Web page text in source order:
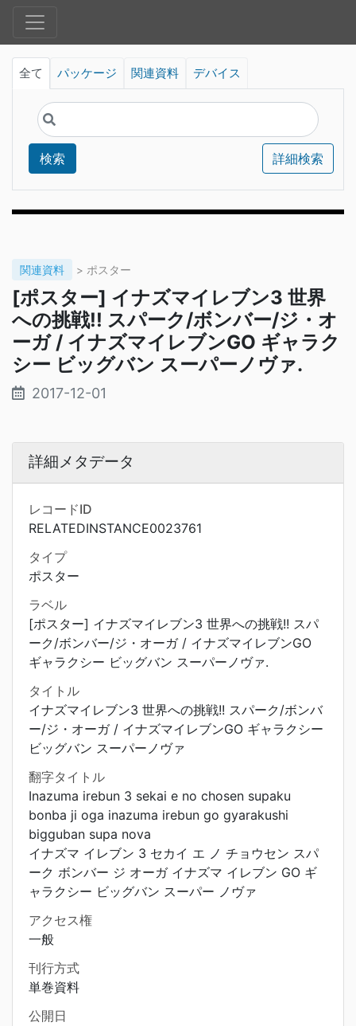
全て パッケージ 関連資料 デバイス
検索 詳細検索
関連資料 > ポスター
[ポスター] イナズマイレブン3 世界
への挑戦!! スパーク/ボンバー/ジ・オ
ーガ / イナズマイレブンGO ギャラク
シー ビッグバン スーパーノヴァ.
2017-12-01
詳細メタデータ
レコードID
RELATEDINSTANCE0023761
タイプ
ポスター
ラベル
[ポスター] イナズマイレブン3 世界への挑戦!! スパ
ーク/ボンバー/ジ・オーガ / イナズマイレブンGO
ギャラクシー ビッグバン スーパーノヴァ.
タイトル
イナズマイレブン3 世界への挑戦!! スパーク/ボンバ
ー/ジ・オーガ / イナズマイレブンGO ギャラクシー
ビッグバン スーパーノヴァ
翻字タイトル
Inazuma irebun 3 sekai e no chosen supaku
bonba ji oga inazuma irebun go gyarakushi
bigguban supa nova
イナズマ イレブン 3 セカイ エ ノ チョウセン スパ
ーク ボンバー ジ オーガ イナズマ イレブン GO ギ
ャラクシー ビッグバン スーパー ノヴァ
アクセス権
一般
刊行方式
単巻資料
公開日